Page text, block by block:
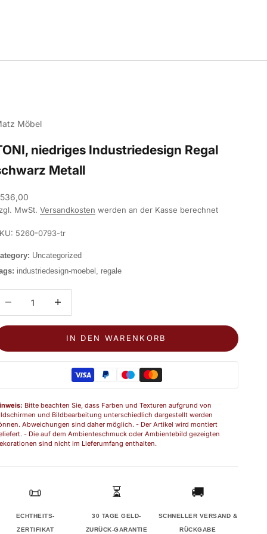
Möbel
niedriges Industriedesign Regal
Metall
MwSt.Versandkosten werden an der Kasse berechnet
5260-0793-tr
Uncategorized
industriedesign-moebel, regale
IN DEN WARENKORB
Bitte beachten Sie, dass Farben und Texturen aufgrund von
und Bildbearbeitung unterschiedlich dargestellt werden
Abweichungen sind daher möglich. - Der Artikel wird montiert
- Die auf dem Ambienteschmuck oder Ambientebild gezeigten
sind nicht im Lieferumfang enthalten.
📜
ECHTHEITS-
ZERTIFIKAT
⏳
30 TAGE GELD-
ZURÜCK-GARANTIE
🚚
SCHNELLER VERSAND &
RÜCKGABE